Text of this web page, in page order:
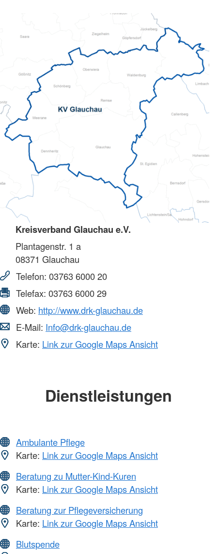
Kreisverband Glauchau e.V.
Plantagenstr. 1 a
08371 Glauchau
Telefon: 03763 6000 20
Telefax: 03763 6000 29
Web: http://www.drk-glauchau.de
E-Mail: Info@drk-glauchau.de
Karte: Link zur Google Maps Ansicht
Dienstleistungen
Ambulante Pflege
Karte: Link zur Google Maps Ansicht
Beratung zu Mutter-Kind-Kuren
Karte: Link zur Google Maps Ansicht
Beratung zur Pflegeversicherung
Karte: Link zur Google Maps Ansicht
Blutspende